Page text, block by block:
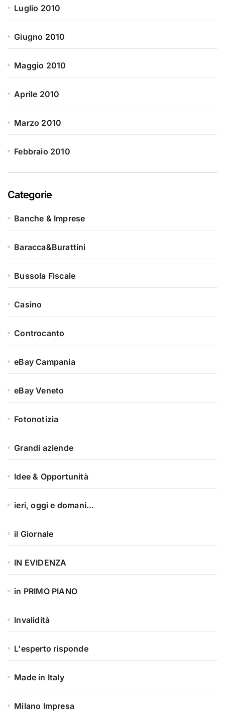
Luglio 2010
Giugno 2010
Maggio 2010
Aprile 2010
Marzo 2010
Febbraio 2010
Categorie
Banche & Imprese
Baracca&Burattini
Bussola Fiscale
Casino
Controcanto
eBay Campania
eBay Veneto
Fotonotizia
Grandi aziende
Idee & Opportunità
ieri, oggi e domani…
il Giornale
IN EVIDENZA
in PRIMO PIANO
Invalidità
L'esperto risponde
Made in Italy
Milano Impresa